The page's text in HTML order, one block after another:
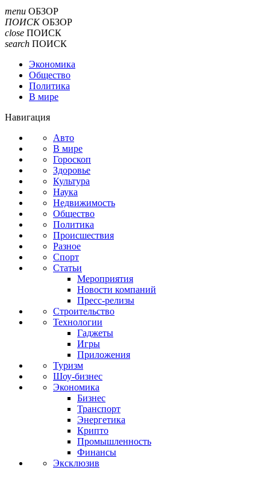
menu ОБЗОР
ПОИСК ОБЗОР
close ПОИСК
search ПОИСК
Экономика
Общество
Политика
В мире
Навигация
Авто
В мире
Гороскоп
Здоровье
Культура
Наука
Недвижимость
Общество
Политика
Происшествия
Разное
Спорт
Статьи
Мероприятия
Новости компаний
Пресс-релизы
Строительство
Технологии
Гаджеты
Игры
Приложения
Туризм
Шоу-бизнес
Экономика
Бизнес
Транспорт
Энергетика
Крипто
Промышленность
Финансы
Эксклюзив